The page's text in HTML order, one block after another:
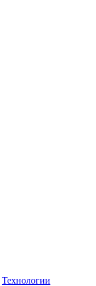
Технологии